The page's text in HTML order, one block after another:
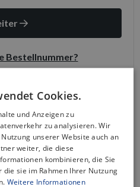
Cookies.
und Anzeigen zu
zu analysieren. Wir
unserer Website auch an
weiter, die diese
kombinieren, die Sie
sie im Rahmen Ihrer Nutzung
Weitere Informationen